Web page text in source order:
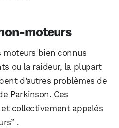
moteurs
moteurs bien connus
ou la raideur, la plupart
d’autres problèmes de
Parkinson. Ces
collectivement appelés
.